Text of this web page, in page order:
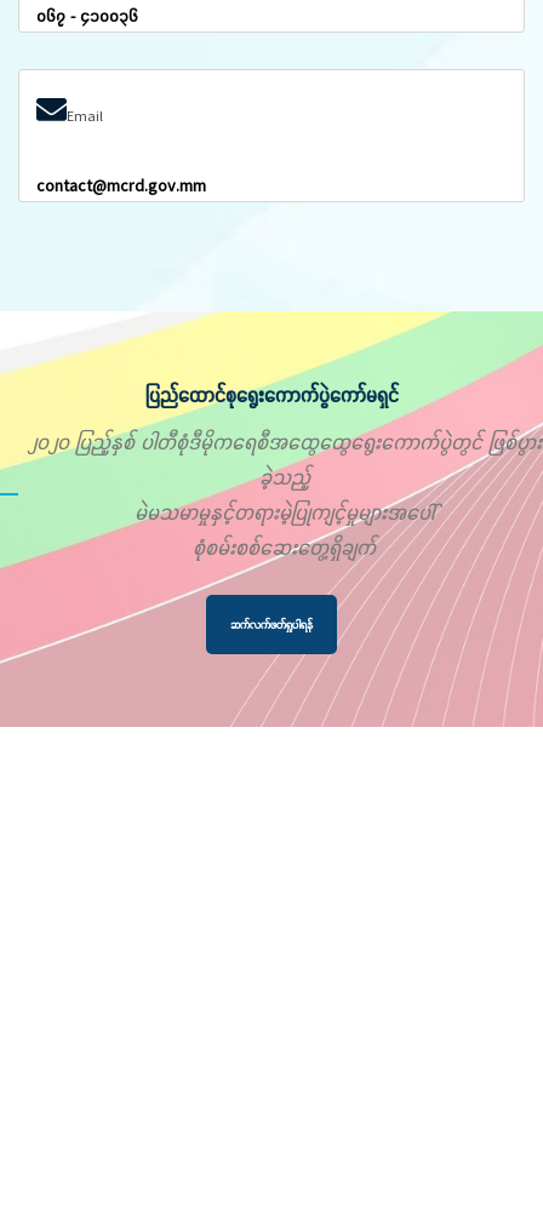
၀၆၇ - ၄၁၀၀၃၆
Email
contact@mcrd.gov.mm
ပြည်ထောင်စုရွေးကောက်ပွဲကော်မရှင်
၂၀၂၀ ပြည့်နှစ် ပါတီစုံဒီမိုကရေစီအထွေထွေရွေးကောက်ပွဲတွင် ဖြစ်ပွား
ခဲ့သည့်
မဲမသမာမှုနှင့်တရားမဲ့ပြုကျင့်မှုများအပေါ်
စုံစမ်းစစ်ဆေးတွေ့ရှိချက်
ဆက်လက်ဖတ်ရှုပါရန်